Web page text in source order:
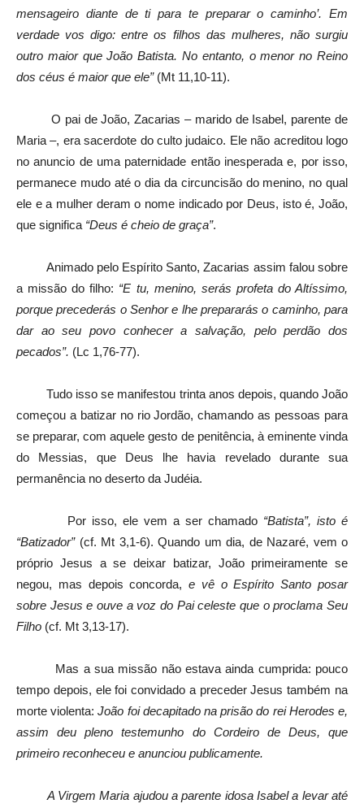
mensageiro diante de ti para te preparar o caminho’. Em
verdade vos digo: entre os filhos das mulheres, não surgiu
outro maior que João Batista. No entanto, o menor no Reino
dos céus é maior que ele”(Mt 11,10-11).
O pai de João, Zacarias – marido de Isabel, parente de
Maria –, era sacerdote do culto judaico. Ele não acreditou logo
no anuncio de uma paternidade então inesperada e, por isso,
permanece mudo até o dia da circuncisão do menino, no qual
ele e a mulher deram o nome indicado por Deus, isto é, João,
que significa “Deus é cheio de graça”.
Animado pelo Espírito Santo, Zacarias assim falou sobre
a missão do filho: “E tu, menino, serás profeta do Altíssimo,
porque precederás o Senhor e lhe prepararás o caminho, para
dar ao seu povo conhecer a salvação, pelo perdão dos
pecados”. (Lc 1,76-77).
Tudo isso se manifestou trinta anos depois, quando João
começou a batizar no rio Jordão, chamando as pessoas para
se preparar, com aquele gesto de penitência, à eminente vinda
do Messias, que Deus lhe havia revelado durante sua
permanência no deserto da Judéia.
Por isso, ele vem a ser chamado “Batista”, isto é
“Batizador”(cf. Mt 3,1-6). Quando um dia, de Nazaré, vem o
próprio Jesus a se deixar batizar, João primeiramente se
negou, mas depois concorda,e vê o Espírito Santo posar
sobre Jesus e ouve a voz do Pai celeste que o proclama Seu
Filho (cf. Mt 3,13-17).
Mas a sua missão não estava ainda cumprida: pouco
tempo depois, ele foi convidado a preceder Jesus também na
morte violenta:João foi decapitado na prisão do rei Herodes e,
assim deu pleno testemunho do Cordeiro de Deus, que
primeiro reconheceu e anunciou publicamente.
A Virgem Maria ajudou a parente idosa Isabel a levar até